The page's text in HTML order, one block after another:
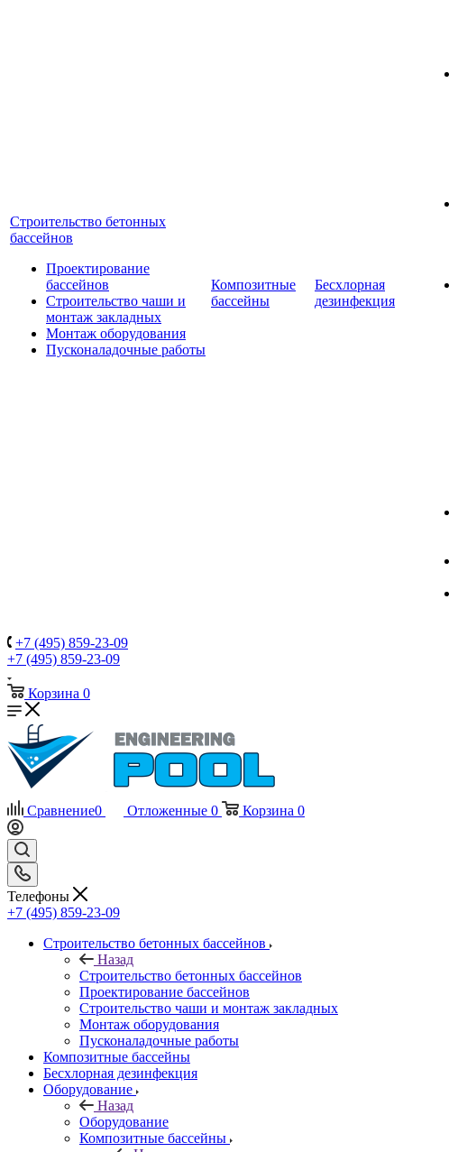
Строительство бетонных
бассейнов
Проектирование
бассейнов
Строительство чаши и
монтаж закладных
Монтаж оборудования
Пусконаладочные работы
Композитные
бассейны
Бесхлорная
дезинфекция
+7 (495) 859-23-09
+7 (495) 859-23-09
Корзина 0
Сравнение0 Отложенные 0 Корзина 0
Телефоны
+7 (495) 859-23-09
Строительство бетонных бассейнов
Назад
Строительство бетонных бассейнов
Проектирование бассейнов
Строительство чаши и монтаж закладных
Монтаж оборудования
Пусконаладочные работы
Композитные бассейны
Бесхлорная дезинфекция
Оборудование
Назад
Оборудование
Композитные бассейны